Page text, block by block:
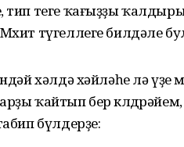
тип теге ҡағыҙҙы
түгеллеге билдәле
хәлдә хәйләһе лә үҙе
ҡайтып бер
бүлдерҙе: